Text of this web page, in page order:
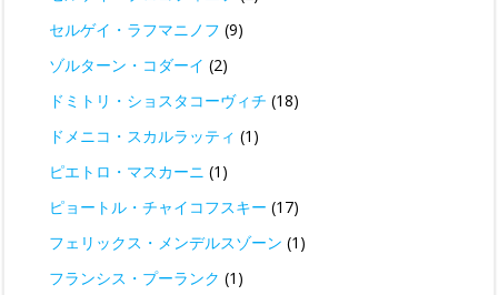
セルゲイ・ラフマニノフ (9)
ゾルターン・コダーイ (2)
ドミトリ・ショスタコーヴィチ (18)
ドメニコ・スカルラッティ (1)
ピエトロ・マスカーニ (1)
ピョートル・チャイコフスキー (17)
フェリックス・メンデルスゾーン (1)
フランシス・プーランク (1)